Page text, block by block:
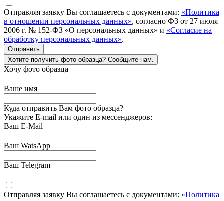
Отправляя заявку Вы соглашаетесь с документами: «Политика
в отношении персональных данных», согласно ФЗ от 27 июля
2006 г. № 152-ФЗ «О персональных данных» и «Согласие на
обработку персональных данных».
Отправить
Хотите получить фото образца? Сообщите нам.
Хочу фото образца
Ваше имя
Куда отправить Вам фото образца?
Укажите E-mail или один из мессенджеров:
Ваш E-Mail
Ваш WatsApp
Ваш Telegram
Отправляя заявку Вы соглашаетесь с документами: «Политика